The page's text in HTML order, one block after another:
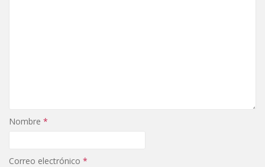
Nombre *
Correo electrónico *